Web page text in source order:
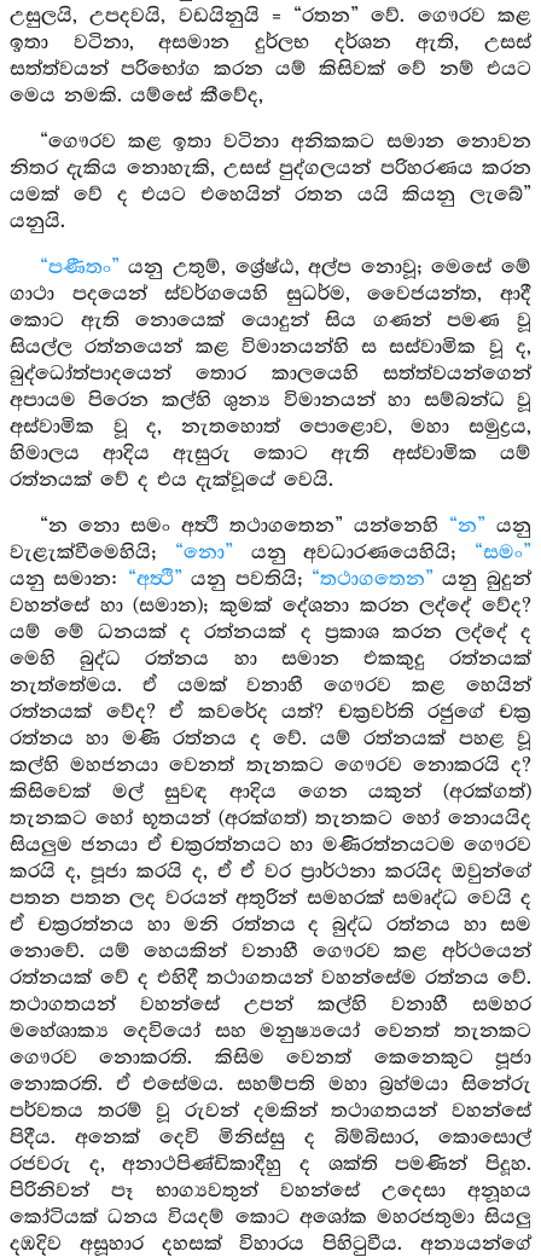
උසුලයි, උපදවයි, වඩයිනුයි = “රතන” වේ. ගෞරව කළ
ඉතා වටිනා, අසමාන දුර්ලභ දර්ශන ඇති, උසස්
සත්ත්වයන් පරිභෝග කරන යම් කිසිවක් වේ නම් එයට
මෙය නමකි. යම්සේ කීවේද,
“ගෞරව කළ ඉතා වටිනා අනිකකට සමාන නොවන
නිතර දැකිය නොහැකි, උසස් පුද්ගලයන් පරිහරණය කරන
යමක් වේ ද එයට එහෙයින් රතන යයි කියනු ලැබේ”
යනුයි.
“පණීතං” යනු උතුම්, ශ්‍රේෂ්ඨ, අල්ප නොවූ; මෙසේ මේ
ගාථා පදයෙන් ස්වර්ගයෙහි සුධර්ම, වෛජයන්ත, ආදී
කොට ඇති නොයෙක් යොදුන් සිය ගණන් පමණ වූ
සියල්ල රත්නයෙන් කළ විමානයන්හි ස සස්වාමික වූ ද,
බුද්ධෝත්පාදයෙන් තොර කාලයෙහි සත්ත්වයන්ගෙන්
අපායම පිරෙන කල්හි ශුන්‍ය විමානයන් හා සම්බන්ධ වූ
අස්වාමික වූ ද, නැතහොත් පොළොව, මහා සමුද්‍රය,
හිමාලය ආදිය ඇසුරු කොට ඇති අස්වාමික යම්
රත්නයක් වේ ද එය දැක්වූයේ වෙයි.
“න නො සමං අත්‍ථි තථාගතෙන” යන්නෙහි “න” යනු
වැළැක්වීමෙහියි; “නො” යනු අවධාරණයෙහියි; “සමං”
යනු සමාන: “අත්‍ථි” යනු පවතියි; “තථාගතෙන” යනු බුදුන්
වහන්සේ හා (සමාන); කුමක් දේශනා කරන ලද්දේ වේද?
යම් මේ ධනයක් ද රත්නයක් ද ප්‍රකාශ කරන ලද්දේ ද
මෙහි බුද්ධ රත්නය හා සමාන එකකුදු රත්නයක්
නැත්තේමය. ඒ යමක් වනාහී ගෞරව කළ හෙයින්
රත්නයක් වේද? ඒ කවරේද යත්? චක්‍රවර්ති රජුගේ චක්‍ර
රත්නය හා මණි රත්නය ද වේ. යම් රත්නයක් පහළ වූ
කල්හි මහජනයා වෙනත් තැනකට ගෞරව නොකරයි ද?
කිසිවෙක් මල් සුවඳ ආදිය ගෙන යකුන් (අරක්ගත්)
තැනකට හෝ භූතයන් (අරක්ගත්) තැනකට හෝ නොයයිද
සියලුම ජනයා ඒ චක්‍රරත්නයට හා මණිරත්නයටම ගෞරව
කරයි ද, පූජා කරයි ද, ඒ ඒ වර ප්‍රාර්ථනා කරයිද ඔවුන්ගේ
පතන පතන ලද වරයන් අතුරින් සමහරක් සමෘද්ධ වෙයි ද
ඒ චක්‍රරත්නය හා මනි රත්නය ද බුද්ධ රත්නය හා සම
නොවේ. යම් හෙයකින් වනාහී ගෞරව කළ අර්ථයෙන්
රත්නයක් වේ ද එහිදී තථාගතයන් වහන්සේම රත්නය වේ.
තථාගතයන් වහන්සේ උපන් කල්හි වනාහී සමහර
මහේශාක්‍ය දෙවියෝ සහ මනුෂ්‍යයෝ වෙනත් තැනකට
ගෞරව නොකරති. කිසිම වෙනත් කෙනෙකුට පූජා
නොකරති. ඒ එසේමය. සහම්පති මහා බ්‍රහ්මයා සිනේරු
පර්වතය තරම් වූ රුවන් දමකින් තථාගතයන් වහන්සේ
පිදීය. අනෙක් දෙවි මිනිස්සු ද බිම්බිසාර, කොසොල්
රජවරු ද, අනාථපිණ්ඩිකාදීහු ද ශක්ති පමණින් පිදූහ.
පිරිනිවන් පෑ භාග්‍යවතුන් වහන්සේ උදෙසා අනූහය
කෝටියක් ධනය වියදම් කොට අශෝක මහරජතුමා සියලු
දඹදිව අසූහාර දහසක් විහාරය පිහිටුවීය. අන්‍යයන්ගේ